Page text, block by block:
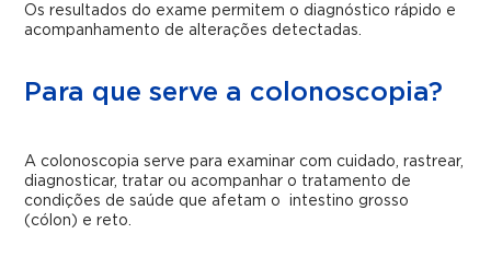
Os resultados do exame permitem o diagnóstico rápido e
acompanhamento de alterações detectadas.
Para que serve a colonoscopia?
A colonoscopia serve para examinar com cuidado, rastrear,
diagnosticar, tratar ou acompanhar o tratamento de
condições de saúde que afetam o intestino grosso
(cólon) e reto.